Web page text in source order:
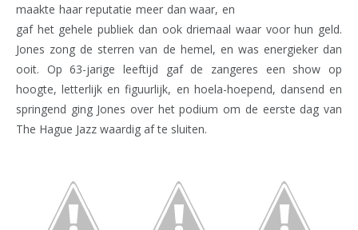
maakte haar reputatie meer dan waar, en
gaf het gehele publiek dan ook driemaal waar voor hun geld.
Jones zong de sterren van de hemel, en was energieker dan
ooit. Op 63-jarige leeftijd gaf de zangeres een show op
hoogte, letterlijk en figuurlijk, en hoela-hoepend, dansend en
springend ging Jones over het podium om de eerste dag van
The Hague Jazz waardig af te sluiten.